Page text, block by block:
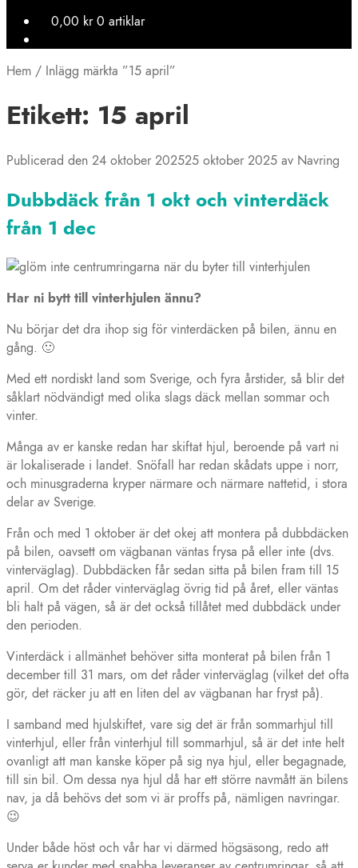
0,00 kr 0 artiklar
Hem / Inlägg märkta ”15 april”
Etikett: 15 april
Publicerad den 24 oktober 202525 oktober 2025 av Navring
Dubbdäck från 1 okt och vinterdäck
från 1 dec
Har ni bytt till vinterhjulen ännu?
Nu börjar det dra ihop sig för vinterdäcken på bilen, ännu en
gång. 🙂
Med ett nordiskt land som Sverige, och fyra årstider, så blir det
såklart nödvändigt med olika slags däck mellan sommar och
vinter.
Många av er kanske redan har skiftat hjul, beroende på vart ni
är lokaliserade i landet. Snöfall har redan skådats uppe i norr,
och minusgraderna kryper närmare och närmare nattetid, i stora
delar av Sverige.
Från och med 1 oktober är det okej att montera på dubbdäcken
på bilen, oavsett om vägbanan väntas frysa på eller inte (dvs.
vinterväglag). Dubbdäcken får sedan sitta på bilen fram till 15
april. Om det råder vinterväglag övrig tid på året, eller väntas
bli halt på vägen, så är det också tillåtet med dubbdäck under
den perioden.
Vinterdäck i allmänhet behöver sitta monterat på bilen från 1
december till 31 mars, om det råder vinterväglag (vilket det ofta
gör, det räcker ju att en liten del av vägbanan har fryst på).
I samband med hjulskiftet, vare sig det är från sommarhjul till
vinterhjul, eller från vinterhjul till sommarhjul, så är det inte helt
ovanligt att man kanske köper på sig nya hjul, eller begagnade,
till sin bil. Om dessa nya hjul då har ett större navmått än bilens
nav, ja då behövs det som vi är proffs på, nämligen navringar.
😉
Under både höst och vår har vi därmed högsäsong, redo att